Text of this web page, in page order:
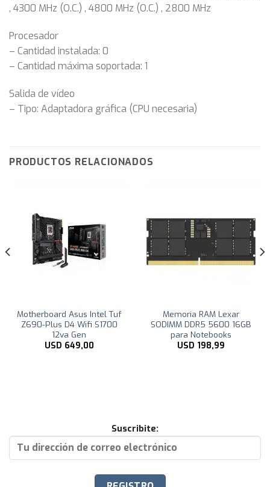
, 4300 MHz (O.C.) , 4800 MHz (O.C.) , 2800 MHz
Procesador
– Cantidad instalada: 0
– Cantidad máxima soportada: 1
Salida de vídeo
– Tipo: Adaptadora gráfica (CPU necesaria)
PRODUCTOS RELACIONADOS
Motherboard Asus Intel Tuf
Z690-Plus D4 Wifi S1700
12va Gen
USD 649,00
Memoria RAM Lexar
SODIMM DDR5 5600 16GB
para Notebooks
USD 198,99
Suscribite: